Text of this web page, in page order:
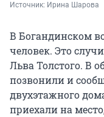
Источник: Ирина Шарова
В Богандинском
человек. Это
Льва Толстого. В
позвонили и
двухэтажного
приехали на